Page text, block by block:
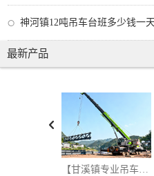
最新产品
【甘溪镇专业吊车出租】高效靠谱，随叫随到！助力旬阳建设，我们是您最可靠的工程伙伴！